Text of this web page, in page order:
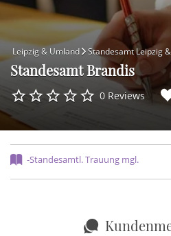
Leipzig & Umland Standesamt Leipzig
Standesamt Brandis
0 Reviews
-Standesamtl. Trauung mgl.